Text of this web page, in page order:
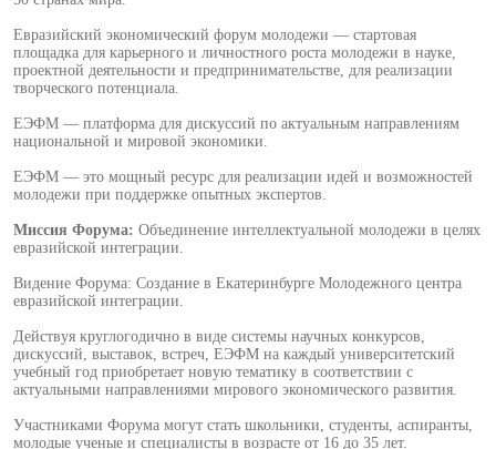
Евразийский экономический форум молодежи — стартовая
площадка для карьерного и личностного роста молодежи в науке,
проектной деятельности и предпринимательстве, для реализации
творческого потенциала.
ЕЭФМ — платформа для дискуссий по актуальным направлениям
национальной и мировой экономики.
ЕЭФМ — это мощный ресурс для реализации идей и возможностей
молодежи при поддержке опытных экспертов.
Миссия Форума: Объединение интеллектуальной молодежи в целях
евразийской интеграции.
Видение Форума: Создание в Екатеринбурге Молодежного центра
евразийской интеграции.
Действуя круглогодично в виде системы научных конкурсов,
дискуссий, выставок, встреч, ЕЭФМ на каждый университетский
учебный год приобретает новую тематику в соответствии с
актуальными направлениями мирового экономического развития.
Участниками Форума могут стать школьники, студенты, аспиранты,
молодые ученые и специалисты в возрасте от 16 до 35 лет.